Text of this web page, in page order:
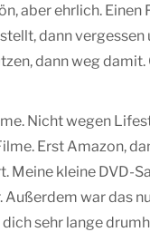
aber ehrlich. Einen
dann
dann weg
Nicht wegen
Erst Amazon,
Meine kleine DVD-
war das
sehr lange